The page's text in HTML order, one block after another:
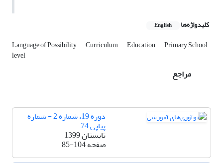
کلیدواژه‌ها English
Language of Possibility Curriculum Education Primary School
level
مراجع
دوره 19، شماره 2 - شماره
پیاپی 74
تابستان 1399
صفحه85-104